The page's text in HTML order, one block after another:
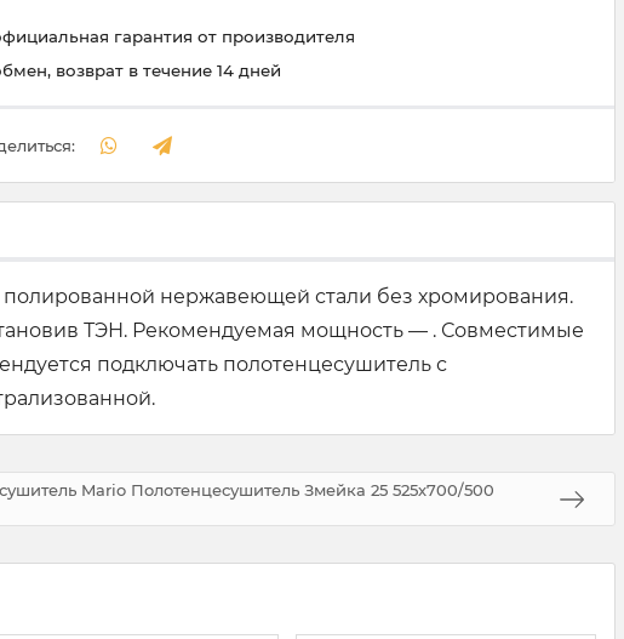
гарантия от производителя
возврат в течение 14 дней
нержавеющей стали без хромирования.
ТЭН. Рекомендуемая мощность — . Совместимые
подключать полотенцесушитель с
Mario Полотенцесушитель Змейка 25 525х700/500